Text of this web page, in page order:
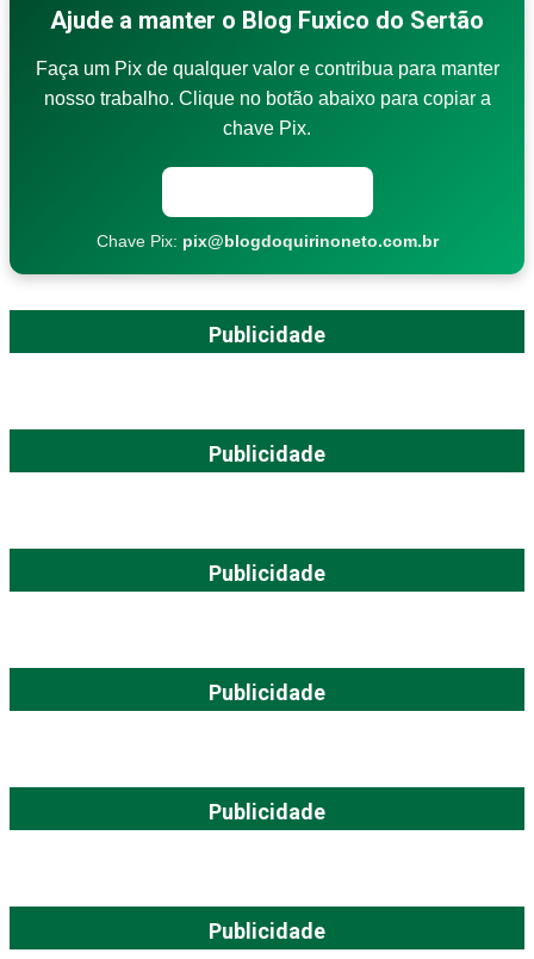
Ajude a manter o Blog Fuxico do Sertão
Faça um Pix de qualquer valor e contribua para manter
nosso trabalho. Clique no botão abaixo para copiar a
chave Pix.
Chave Pix: pix@blogdoquirinoneto.com.br
Publicidade
Publicidade
Publicidade
Publicidade
Publicidade
Publicidade